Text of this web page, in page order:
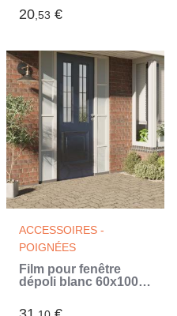
PVC (Blanc)
20,53 €
ACCESSOIRES -
POIGNÉES
Film pour fenêtre
dépoli blanc 60x1000